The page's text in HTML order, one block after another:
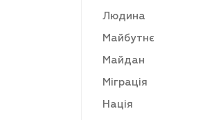
Людина
Майбутнє
Майдан
Міграція
Нація